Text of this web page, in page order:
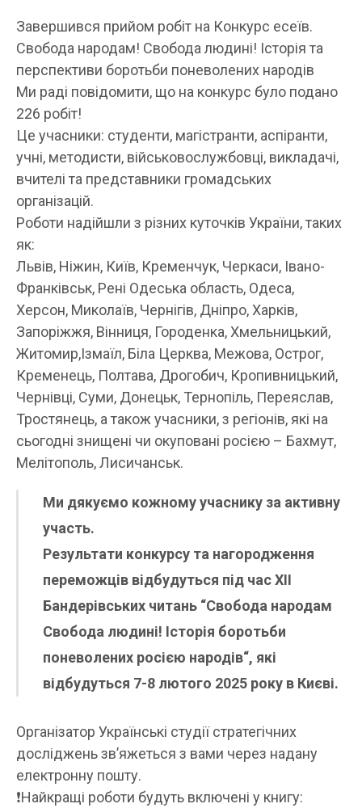
Завершився прийом робіт на Конкурс есеїв.
Свобода народам! Свобода людині! Історія та
перспективи боротьби поневолених народів
Ми раді повідомити, що на конкурс було подано
226 робіт!
Це учасники: студенти, магістранти, аспіранти,
учні, методисти, військовослужбовці, викладачі,
вчителі та представники громадських
організацій.
Роботи надійшли з різних куточків України, таких
як:
Львів, Ніжин, Київ, Кременчук, Черкаси, Івано-
Франківськ, Рені Одеська область, Одеса,
Херсон, Миколаїв, Чернігів, Дніпро, Харків,
Запоріжжя, Вінниця, Городенка, Хмельницький,
Житомир,Ізмаїл, Біла Церква, Межова, Острог,
Кременець, Полтава, Дрогобич, Кропивницький,
Чернівці, Суми, Донецьк, Тернопіль, Переяслав,
Тростянець, а також учасники, з регіонів, які на
сьогодні знищені чи окуповані росією – Бахмут,
Мелітополь, Лисичанськ.
Ми дякуємо кожному учаснику за активну
участь.
Результати конкурсу та нагородження
переможців відбудуться під часXII
Бандерівських читань “Свобода народам
Свобода людині! Історія боротьби
поневолених росією народів“, які
відбудуться 7-8 лютого 2025 року в Києві.
Організатор Українські студії стратегічних
досліджень зв’яжеться з вами через надану
електронну пошту.
❗️Найкращі роботи будуть включені у книгу: